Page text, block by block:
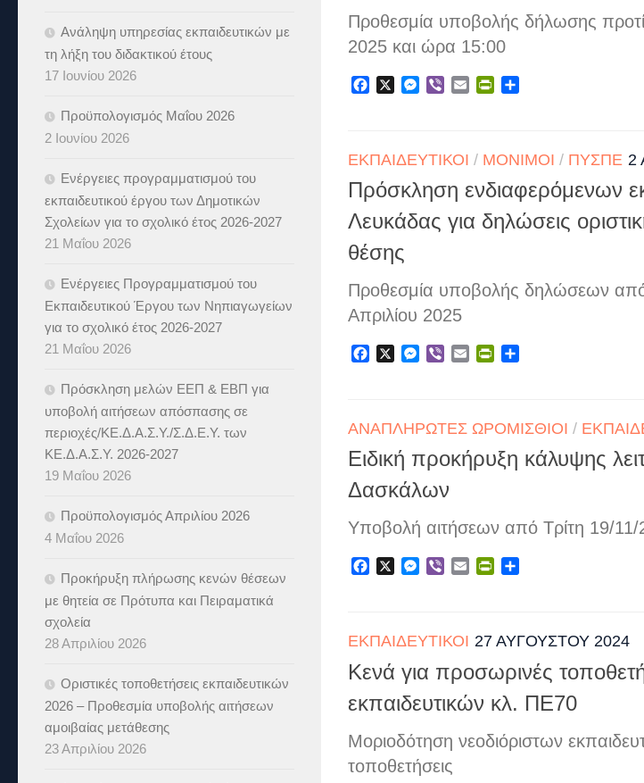
Προθεσμία υποβολής δήλωσης
2025 και ώρα 15:00
FacebookMessenger
Viber EmailPrintFriendly
ΕΚΠΑΙΔΕΥΤΙΚΟΊ / ΜΌΝΙΜΟΙ / ΠΥΣΠΕ 2
Πρόσκληση ενδιαφερόμενων
Λευκάδας για δηλώσεις
θέσης
Προθεσμία υποβολής δηλώσεων
Απριλίου 2025
FacebookMessenger
Viber EmailPrintFriendly
ΑΝΑΠΛΗΡΩΤΈΣ ΩΡΟΜΊΣΘΙΟΙ /
Ειδική προκήρυξη κάλυψης
Δασκάλων
Υποβολή αιτήσεων από Τρίτη 19/
FacebookMessenger
Viber EmailPrintFriendly
ΕΚΠΑΙΔΕΥΤΙΚΟΊ 27 ΑΥΓΟΎΣΤΟΥ 2024
Κενά για προσωρινές
εκπαιδευτικών κλ. ΠΕ70
Μοριοδότηση νεοδιόριστων
τοποθετήσεις
Ανάληψη υπηρεσίας εκπαιδευτικών με
τη λήξη του διδακτικού έτους
17 Ιουνίου 2026
Προϋπολογισμός Μαΐου 2026
2 Ιουνίου 2026
Ενέργειες προγραμματισμού του
εκπαιδευτικού έργου των Δημοτικών
Σχολείων για το σχολικό έτος 2026-2027
21 Μαΐου 2026
Ενέργειες Προγραμματισμού του
Εκπαιδευτικού Έργου των Νηπιαγωγείων
για το σχολικό έτος 2026-2027
21 Μαΐου 2026
Πρόσκληση μελών ΕΕΠ & ΕΒΠ για
υποβολή αιτήσεων απόσπασης σε
περιοχές/ΚΕ.Δ.Α.Σ.Υ./Σ.Δ.Ε.Υ. των
ΚΕ.Δ.Α.Σ.Υ. 2026-2027
19 Μαΐου 2026
Προϋπολογισμός Απριλίου 2026
4 Μαΐου 2026
Προκήρυξη πλήρωσης κενών θέσεων
με θητεία σε Πρότυπα και Πειραματικά
σχολεία
28 Απριλίου 2026
Οριστικές τοποθετήσεις εκπαιδευτικών
2026 – Προθεσμία υποβολής αιτήσεων
αμοιβαίας μετάθεσης
23 Απριλίου 2026